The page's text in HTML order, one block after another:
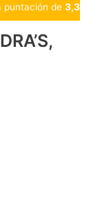
puntación de 3,3